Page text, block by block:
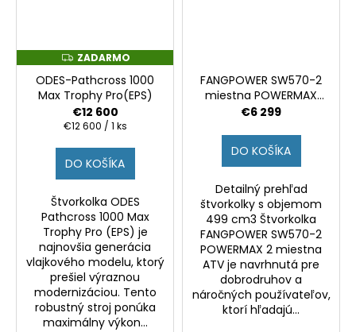
Z
A
D
R
M
O
ZADARMO
ODES-Pathcross 1000
Max Trophy Pro(EPS)
€12 600
Jednotková
€12 600 / 1 ks
DO KOŠÍKA
Štvorkolka ODES
Pathcross 1000 Max
Trophy Pro (EPS) je
najnovšia generácia
vlajkového modelu, ktorý
prešiel výraznou
modernizáciou. Tento
robustný stroj ponúka
maximálny výkon...
FANGPOWER SW570-2
miestna POWERMAX
499CC
€6 299
DO KOŠÍKA
Detailný prehľad
štvorkolky s objemom
499 cm3 Štvorkolka
FANGPOWER SW570-2
POWERMAX 2 miestna
ATV je navrhnutá pre
dobrodruhov a
náročných používateľov,
ktorí hľadajú...